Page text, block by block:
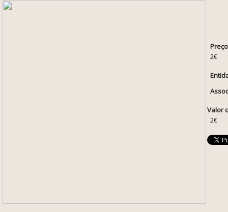
2€
Valor
2€